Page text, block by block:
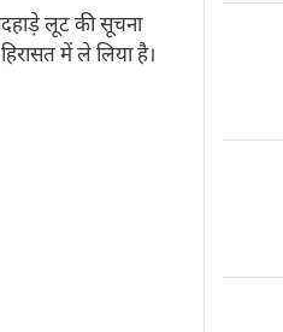
लूट की सूचना
में ले लिया है।